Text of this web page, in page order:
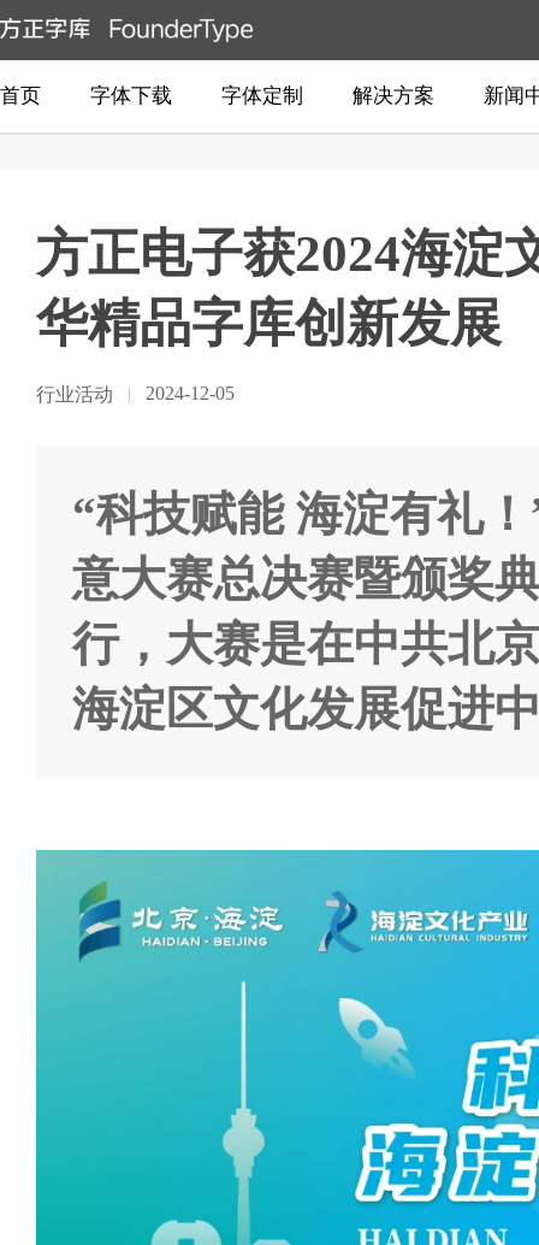
首页 字体下载 字体定制 解决方案 新闻
方正电子获2024海淀
华精品字库创新发展
行业活动 2024-12-05
“科技赋能 海淀有礼
意大赛总决赛暨颁奖
行，大赛是在中共北
海淀区文化发展促进